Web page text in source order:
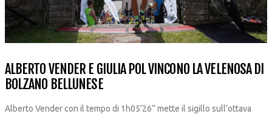
ALBERTO VENDER E GIULIA POL VINCONO LA VELENOSA DI
BOLZANO BELLUNESE
Alberto Vender con il tempo di 1h05’26’’ mette il sigillo sull’ottava